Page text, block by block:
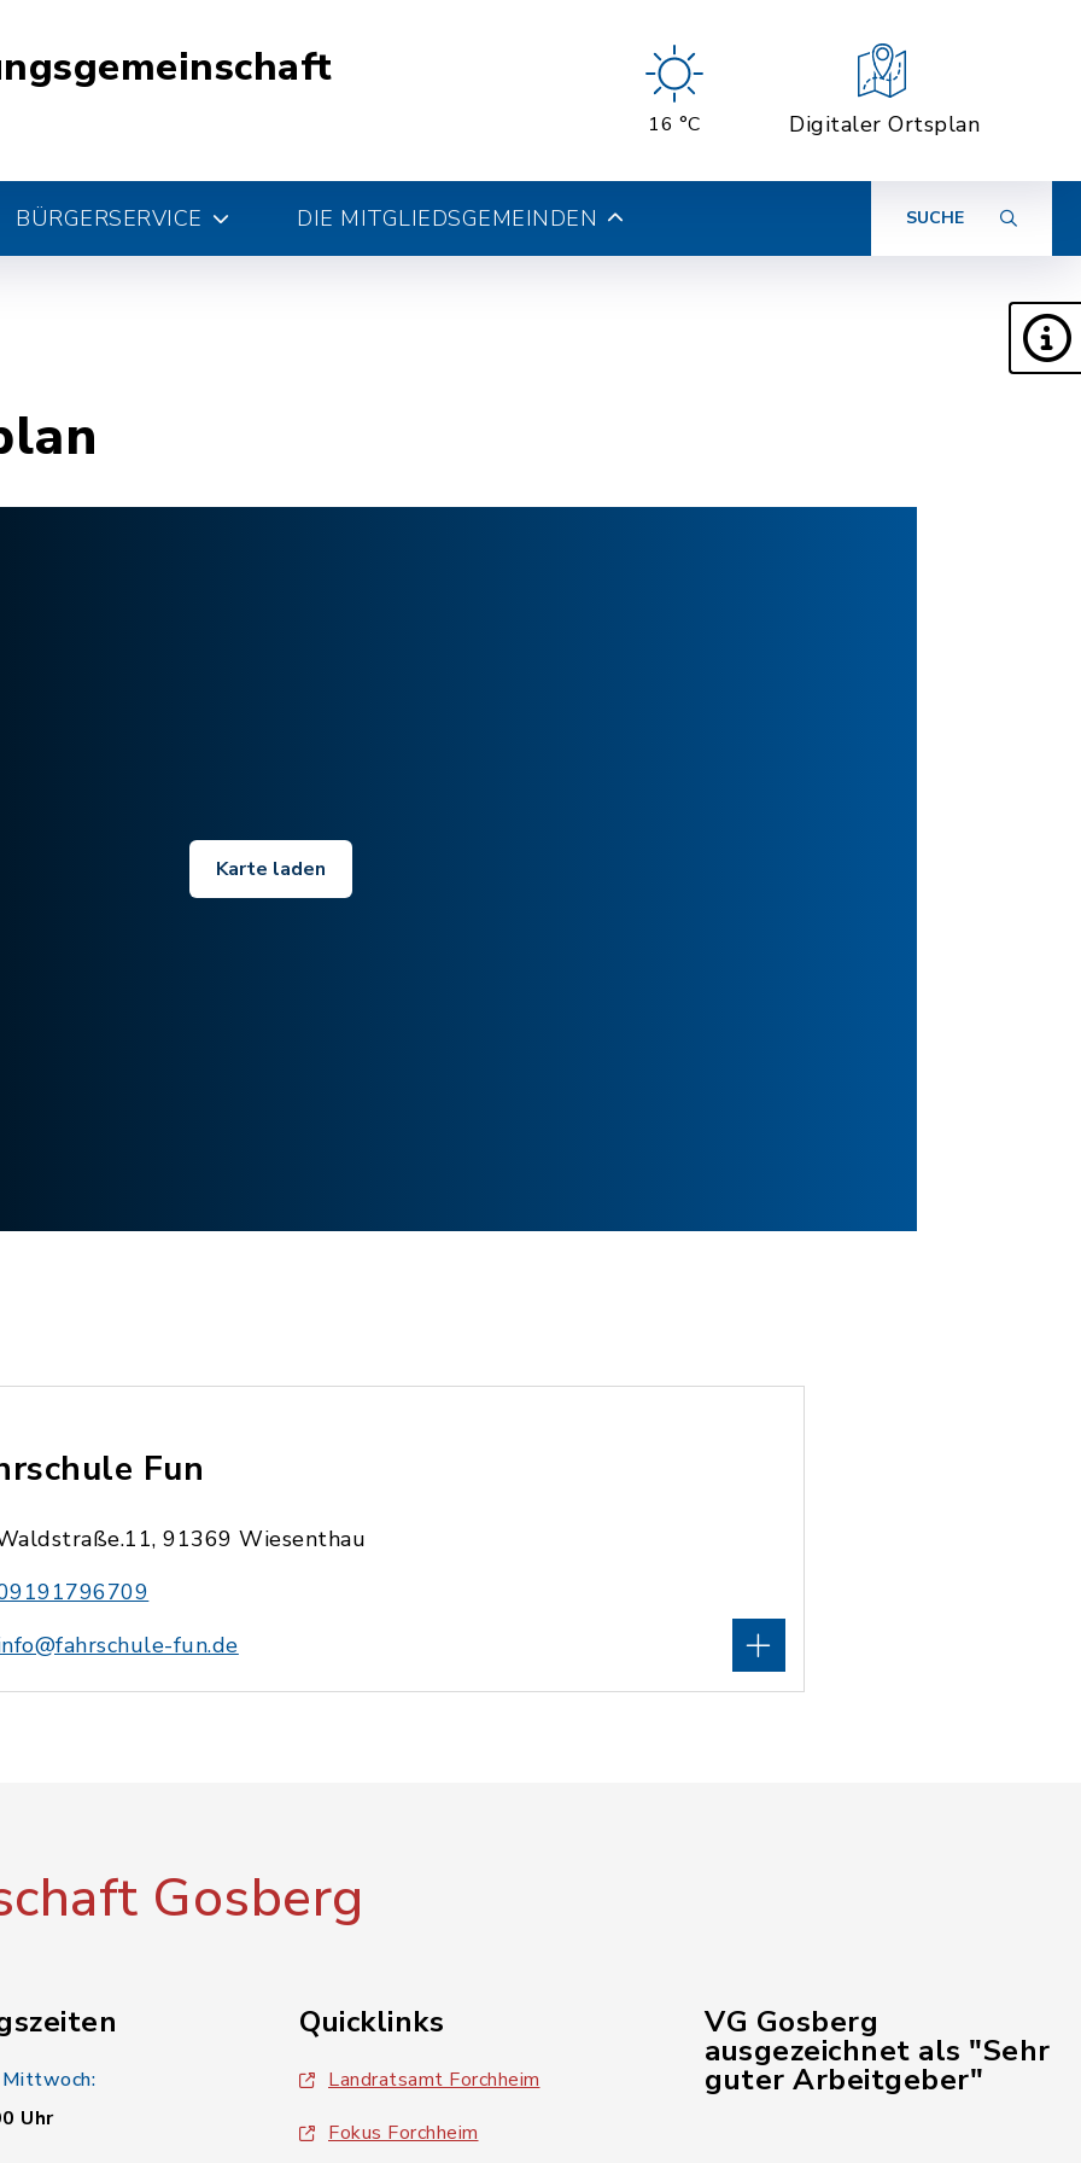
16 °C Digitaler Ortsplan
BÜRGERSERVICE DIE MITGLIEDSGEMEINDEN SUCHE
Karte laden
Fun
91369 Wiesenthau
fun.de
Gosberg
Uhr
Quicklinks
Landratsamt Forchheim
Fokus Forchheim
VG Gosberg
ausgezeichnet als "Sehr
guter Arbeitgeber"